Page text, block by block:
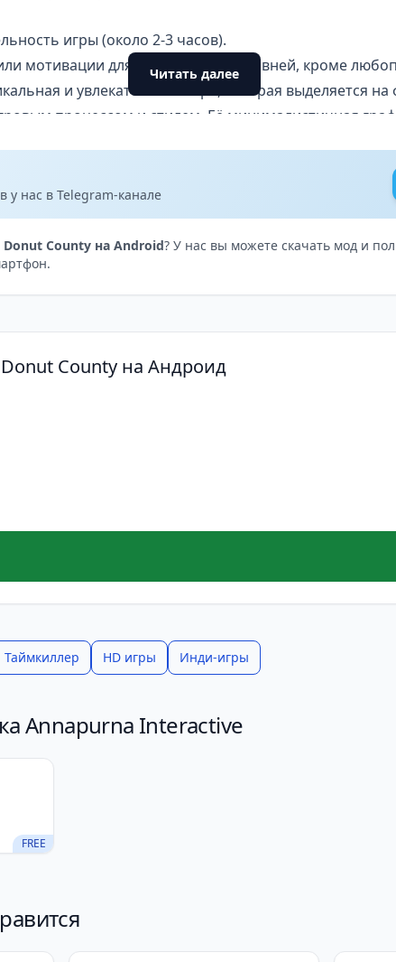
игры (около 2-3 часов).
мотивации для прохождения уровней, кроме
и увлекательная игра, которая выделяется на
процессом и стилем. Её минималистичная
может не понравиться то, что игра не очень
порекомендовать Donut County всем, кто хочет
игр.
Читать далее
у нас в Telegram-канале
Donut County на Android? У нас вы можете скачать мод и
County на Андроид
Таймкиллер HD игры Инди-игры
Annapurna Interactive
FREE